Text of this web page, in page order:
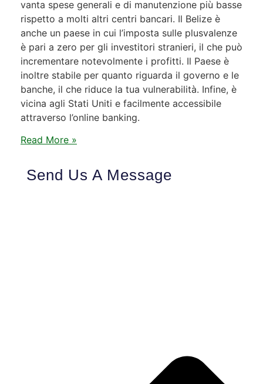
vanta spese generali e di manutenzione più basse
rispetto a molti altri centri bancari. Il Belize è
anche un paese in cui l’imposta sulle plusvalenze
è pari a zero per gli investitori stranieri, il che può
incrementare notevolmente i profitti. Il Paese è
inoltre stabile per quanto riguarda il governo e le
banche, il che riduce la tua vulnerabilità. Infine, è
vicina agli Stati Uniti e facilmente accessibile
attraverso l’online banking.
Read More »
Send Us A Message